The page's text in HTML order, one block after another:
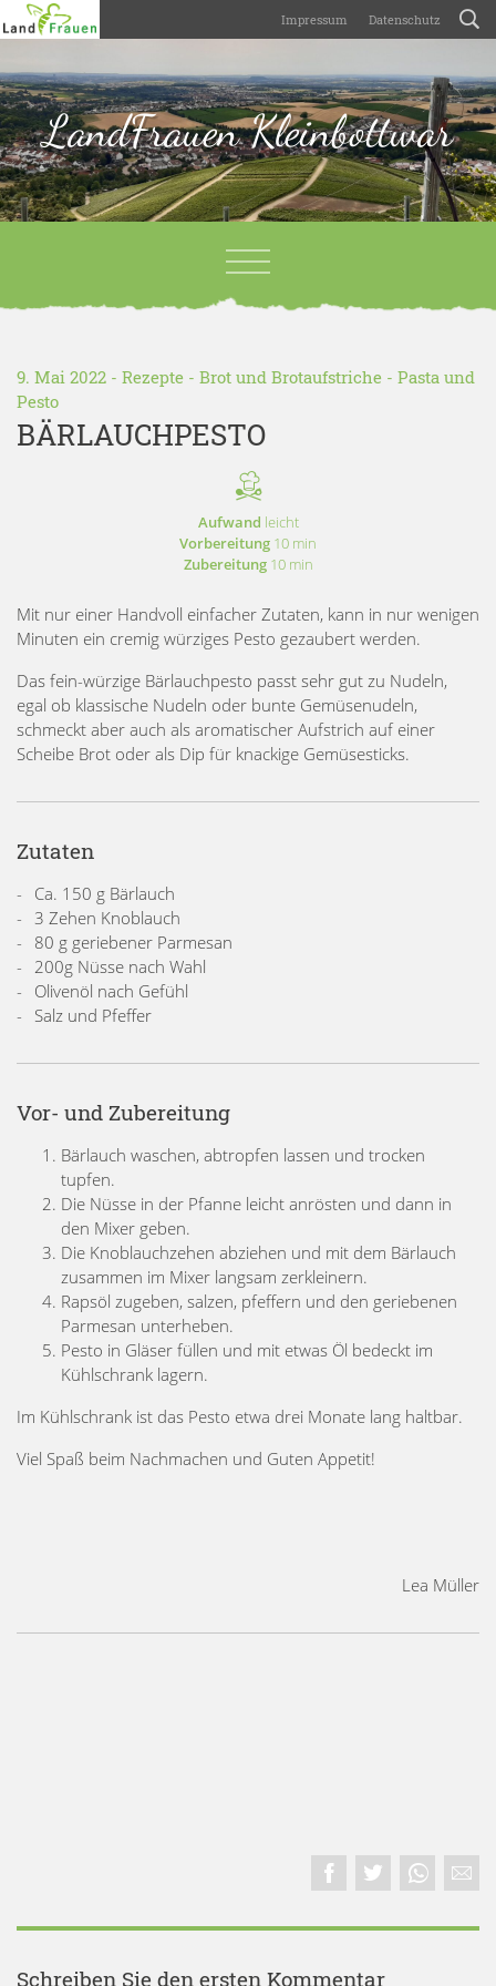
Impressum Datenschutz
LandFrauen Kleinbottwar
9. Mai 2022 - Rezepte - Brot und Brotaufstriche - Pasta und
Pesto
BÄRLAUCHPESTO
Aufwand leicht
Vorbereitung 10 min
Zubereitung10 min
Mit nur einer Handvoll einfacher Zutaten, kann in nur wenigen
Minuten ein cremig würziges Pesto gezaubert werden.
Das fein-würzige Bärlauchpesto passt sehr gut zu Nudeln,
egal ob klassische Nudeln oder bunte Gemüsenudeln,
schmeckt aber auch als aromatischer Aufstrich auf einer
Scheibe Brot oder als Dip für knackige Gemüsesticks.
Zutaten
Ca. 150 g Bärlauch
3 Zehen Knoblauch
80 g geriebener Parmesan
200g Nüsse nach Wahl
Olivenöl nach Gefühl
Salz und Pfeffer
Vor- und Zubereitung
Bärlauch waschen, abtropfen lassen und trocken
tupfen.
Die Nüsse in der Pfanne leicht anrösten und dann in
den Mixer geben.
Die Knoblauchzehen abziehen und mit dem Bärlauch
zusammen im Mixer langsam zerkleinern.
Rapsöl zugeben, salzen, pfeffern und den geriebenen
Parmesan unterheben.
Pesto in Gläser füllen und mit etwas Öl bedeckt im
Kühlschrank lagern.
Im Kühlschrank ist das Pesto etwa drei Monate lang haltbar.
Viel Spaß beim Nachmachen und Guten Appetit!
Lea Müller
Schreiben Sie den ersten Kommentar